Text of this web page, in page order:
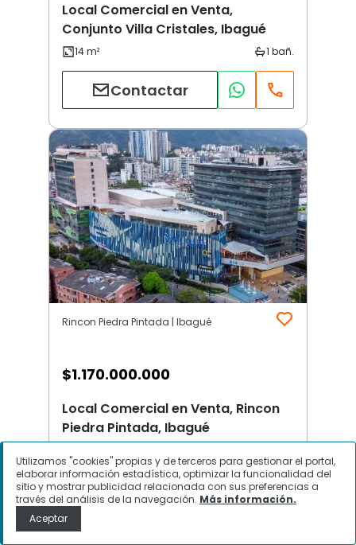
Local Comercial en Venta,
Conjunto Villa Cristales, Ibagué
Contactar
Rincon Piedra Pintada | Ibagué
$1.170.000.000
Local Comercial en Venta, Rincon
Piedra Pintada, Ibagué
Contactar
Utilizamos "cookies" propias y de terceros para gestionar el portal,
elaborar información estadística, optimizar la funcionalidad del
sitio y mostrar publicidad relacionada con sus preferencias a
través del análisis de la navegación. Más información.
Aceptar